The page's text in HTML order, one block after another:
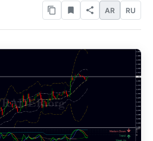
RU
AR